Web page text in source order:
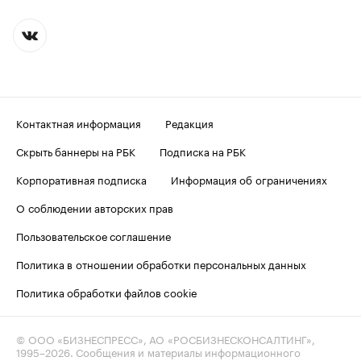
Контактная информация
Редакция
Скрыть баннеры на РБК
Подписка на РБК
Корпоративная подписка
Информация об ограничениях
О соблюдении авторских прав
Пользовательское соглашение
Политика в отношении обработки персональных данных
Политика обработки файлов cookie
© ООО «БИЗНЕСПРЕСС», АО «РОСБИЗНЕСКОНСАЛТИНГ»,
1995–2026 . Сообщения и материалы информационного